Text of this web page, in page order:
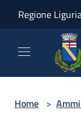
Regione
Home >